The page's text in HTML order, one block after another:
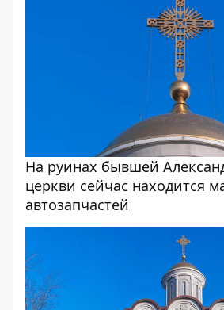
На руинах бывшей
церкви сейчас находится
автозапчастей